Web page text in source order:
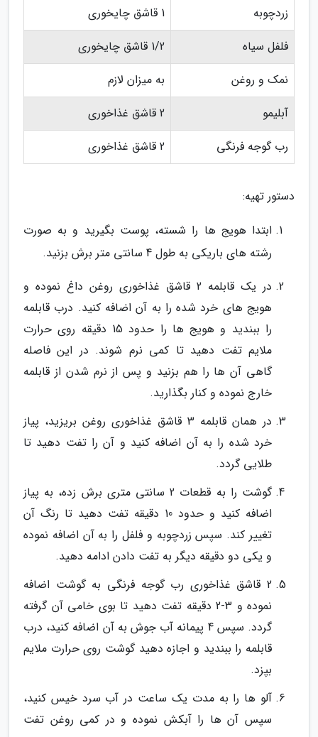
زردچوبه
1 قاشق چایخوری
فلفل سیاه
1/2 قاشق چایخوری
نمک و روغن
به میزان لازم
آبلیمو
2 قاشق غذاخوری
رب گوجه فرنگی
2 قاشق غذاخوری
دستور تهیه:
ابتدا هویج ها را شسته، پوست بگیرید و به صورت
رشته های باریکی به طول 4 سانتی متر برش بزنید.
در یک قابلمه 2 قاشق غذاخوری روغن داغ نموده و
هویج های خرد شده را به آن اضافه کنید. درب قابلمه
را ببندید و هویج ها را حدود 15 دقیقه روی حرارت
ملایم تفت دهید تا کمی نرم شوند. در این فاصله
گاهی آن ها را هم بزنید و پس از نرم شدن از قابلمه
خارج نموده و کنار بگذارید.
در همان قابلمه 3 قاشق غذاخوری روغن بریزید، پیاز
خرد شده را به آن اضافه کنید و آن را تفت دهید تا
طلایی گردد.
گوشت را به قطعات 2 سانتی متری برش زده، به پیاز
اضافه کنید و حدود 10 دقیقه تفت دهید تا رنگ آن
تغییر کند. سپس زردچوبه و فلفل را به آن اضافه نموده
و یکی دو دقیقه دیگر به تفت دادن ادامه دهید.
2 قاشق غذاخوری رب گوجه فرنگی به گوشت اضافه
نموده و 3-2 دقیقه تفت دهید تا بوی خامی آن گرفته
گردد. سپس 4 پیمانه آب جوش به آن اضافه کنید، درب
قابلمه را ببندید و اجازه دهید گوشت روی حرارت ملایم
بپزد.
آلو ها را به مدت یک ساعت در آب سرد خیس کنید،
سپس آن ها را آبکش نموده و در کمی روغن تفت